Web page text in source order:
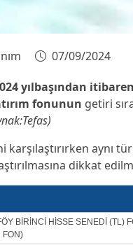
07/09/2024
yılbaşından
fonunun getiri
karşılaştırırken aynı
dikkat
BİRİNCİ HİSSE SENEDİ (TL)
FON)